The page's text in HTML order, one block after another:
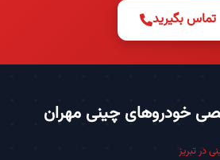
تماس بگیرید
خودروهای چینی مهران
در تبریز